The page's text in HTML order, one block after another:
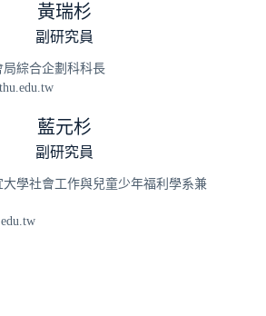
黃瑞杉
副研究員
局綜合企劃科科長
藍元杉
副研究員
大學社會工作與兒童少年福利學系兼